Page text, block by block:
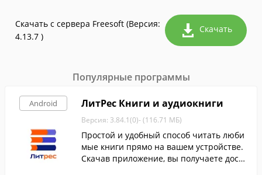
Скачать с сервера Freesoft (Версия:
4.13.7 )
Скачать
Популярные программы
Android ЛитРес Книги и аудиокниги
Версия: 3.84.1(0)- (116.71 МБ)
Простой и удобный способ читать люби
мые книги прямо на вашем устройстве.
Скачав приложение, вы получаете досту